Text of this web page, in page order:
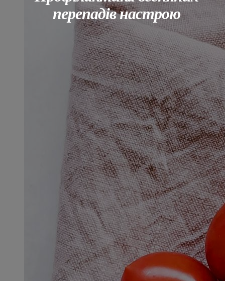
перепадів настрою